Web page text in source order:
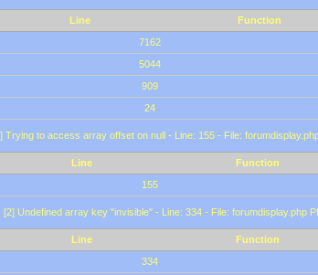
Line
Function
7162
5044
909
24
Trying to access array offset on null - Line: 155 - File:
Line
Function
155
[2] Undefined array key "invisible" - Line: 334 - File: forumdisplay.php
Line
Function
334